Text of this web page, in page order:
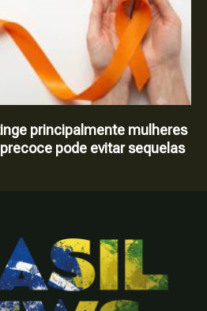
principalmente mulheres
pode evitar sequelas